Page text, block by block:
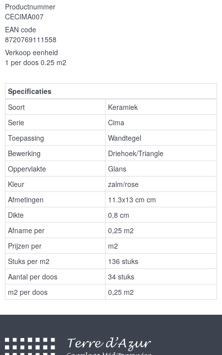
Productnummer
CECIMA007
EAN code
8720769111558
Verkoop eenheid
1 per doos 0.25 m2
Specificaties
Soort
Keramiek
Serie
Cima
Toepassing
Wandtegel
Bewerking
Driehoek/Triangle
Oppervlakte
Glans
Kleur
zalm/rose
Afmetingen
11.3x13 cm cm
Dikte
0,8 cm
Afname per
0,25 m2
Prijzen per
m2
Stuks per m2
136 stuks
Aantal per doos
34 stuks
m2 per doos
0,25 m2